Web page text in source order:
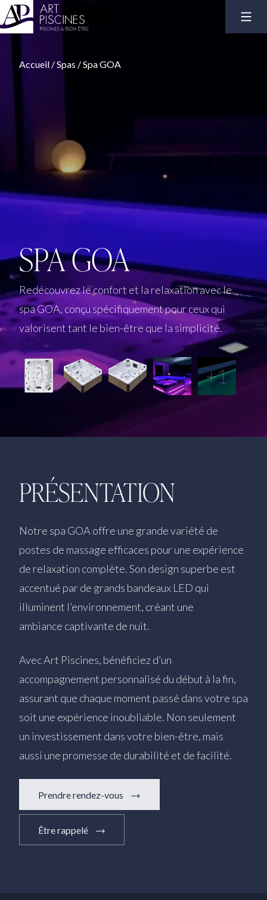
Accueil /Spas /Spa GOA
SPA GOA
Redécouvrez le confort et la relaxation avec le
spa GOA, conçu spécifiquement pour ceux qui
valorisent tant le bien-être que la simplicité.
+1
PRÉSENTATION
Notre spa GOA offre une grande variété de
postes de massage efficaces pour une expérience
de relaxation complète. Son design superbe est
accentué par de grands bandeaux LED qui
illuminent l’environnement, créant une
ambiance captivante de nuit.
Avec Art Piscines, bénéficiez d’un
accompagnement personnalisé du début à la fin,
assurant que chaque moment passé dans votre spa
soit une expérience inoubliable. Non seulement
un investissement dans votre bien-être, mais
aussi une promesse de durabilité et de facilité.
Prendre rendez-vous
Être rappelé